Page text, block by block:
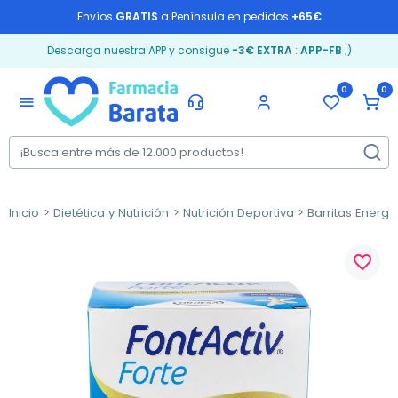
Envíos GRATIS a Península en pedidos +65€
Descarga nuestra APP y consigue -3€ EXTRA: APP-FB ;)
menu
0 0
Inicio Dietética y Nutrición Nutrición Deportiva Barritas
favorite_border